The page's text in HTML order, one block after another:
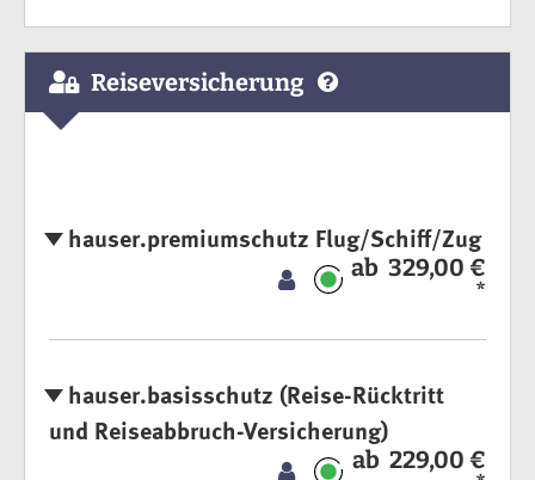
Reiseversicherung
hauser.premiumschutz Flug/Schiff/Zug
ab 329,00 €
*
hauser.basisschutz (Reise-Rücktritt
und Reiseabbruch-Versicherung)
ab 229,00 €